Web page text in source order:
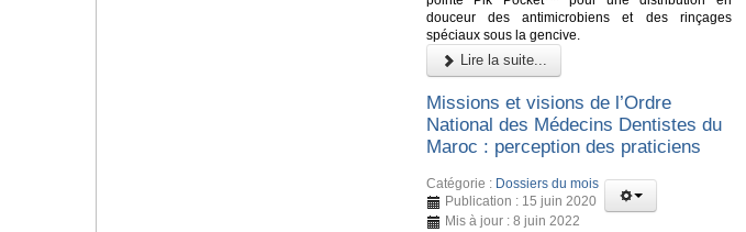
douceur des antimicrobiens et des rinçages
spéciaux sous la gencive.
Lire la suite...
Missions et visions de l’Ordre
National des Médecins Dentistes du
Maroc : perception des praticiens
Catégorie : Dossiers du mois
Publication : 15 juin 2020
Mis à jour : 8 juin 2022